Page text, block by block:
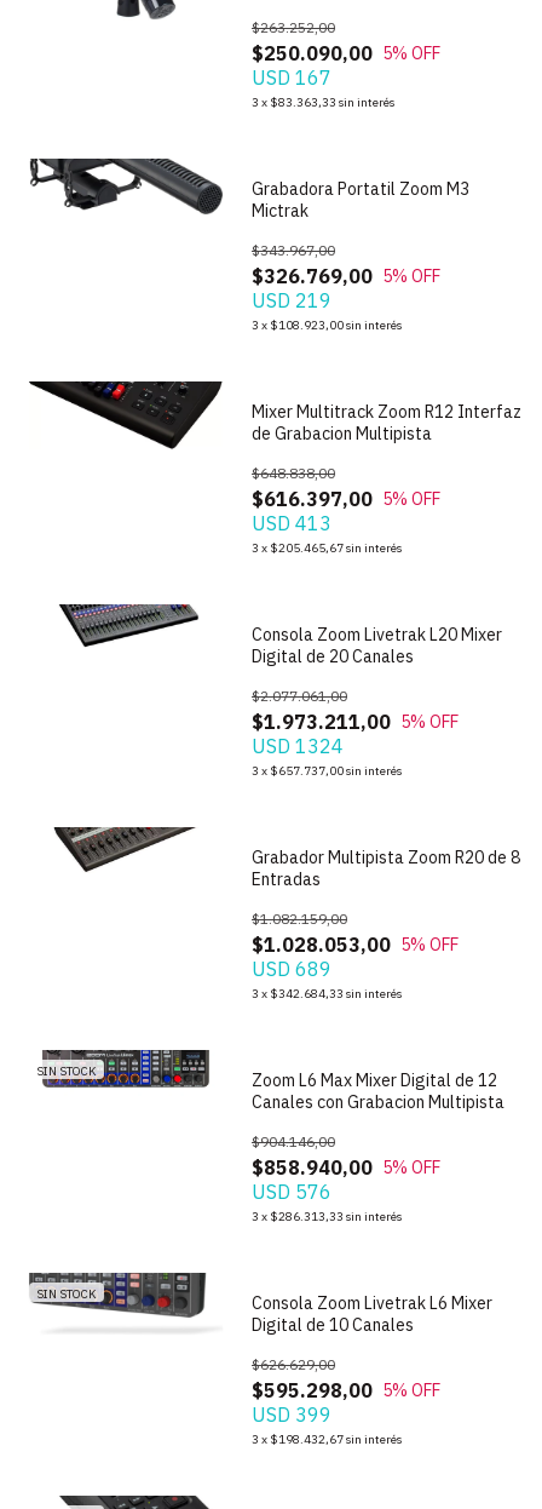
$250.090,00
$263.252,00
5% OFF
USD 167
3 x $83.363,33 sin interés
Grabadora Portatil Zoom M3
Mictrak
$326.769,00
$343.967,00
5% OFF
USD 219
3 x $108.923,00sin interés
Mixer Multitrack Zoom R12 Interfaz
de Grabacion Multipista
$616.397,00
$648.838,00
5% OFF
USD 413
3 x $205.465,67sin interés
Consola Zoom Livetrak L20 Mixer
Digital de 20 Canales
$1.973.211,00
$2.077.061,00
5% OFF
USD 1324
3 x $657.737,00sin interés
Grabador Multipista Zoom R20 de 8
Entradas
$1.028.053,00
$1.082.159,00
5% OFF
USD 689
3 x $342.684,33 sin interés
SIN STOCK
Zoom L6 Max Mixer Digital de 12
Canales con Grabacion Multipista
$858.940,00
$904.146,00
5% OFF
USD 576
3 x $286.313,33 sin interés
SIN STOCK
Consola Zoom Livetrak L6 Mixer
Digital de 10 Canales
$595.298,00
$626.629,00
5% OFF
USD 399
3 x $198.432,67sin interés